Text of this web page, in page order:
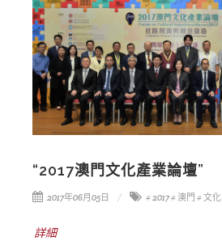
“2017澳門文化產業論壇”
2017年06月05日 # 2017# 澳門 # 文化
詳細